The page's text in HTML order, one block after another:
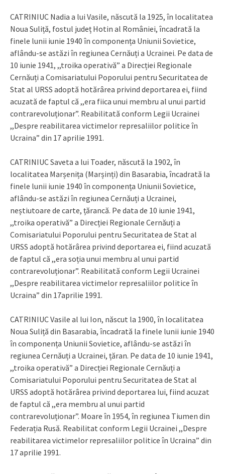
CATRINIUC Nadia a lui Vasile, născută la 1925, în localitatea
Noua Suliță, fostul județ Hotin al României, încadrată la
finele lunii iunie 1940 în componența Uniunii Sovietice,
aflându-se astăzi în regiunea Cernăuți a Ucrainei. Pe data de
10 iunie 1941, ,,troika operativă” a Direcției Regionale
Cernăuți a Comisariatului Poporului pentru Securitatea de
Stat al URSS adoptă hotărârea privind deportarea ei, fiind
acuzată de faptul că ,,era fiica unui membru al unui partid
contrarevoluționar”. Reabilitată conform Legii Ucrainei
,,Despre reabilitarea victimelor represaliilor politice în
Ucraina” din 17 aprilie 1991.
CATRINIUC Saveta a lui Toader, născută la 1902, în
localitatea Marșenița (Marșinți) din Basarabia, încadrată la
finele lunii iunie 1940 în componența Uniunii Sovietice,
aflându-se astăzi în regiunea Cernăuți a Ucrainei,
neștiutoare de carte, țărancă. Pe data de 10 iunie 1941,
,,troika operativă” a Direcției Regionale Cernăuți a
Comisariatului Poporului pentru Securitatea de Stat al
URSS adoptă hotărârea privind deportarea ei, fiind acuzată
de faptul că ,,era soția unui membru al unui partid
contrarevoluționar”. Reabilitată conform Legii Ucrainei
,,Despre reabilitarea victimelor represaliilor politice în
Ucraina” din 17aprilie 1991.
CATRINIUC Vasile al lui Ion, născut la 1900, în localitatea
Noua Suliță din Basarabia, încadrată la finele lunii iunie 1940
în componența Uniunii Sovietice, aflându-se astăzi în
regiunea Cernăuți a Ucrainei, țăran. Pe data de 10 iunie 1941,
,,troika operativă” a Direcției Regionale Cernăuți a
Comisariatului Poporului pentru Securitatea de Stat al
URSS adoptă hotărârea privind deportarea lui, fiind acuzat
de faptul că ,,era membru al unui partid
contrarevoluționar”. Moare în 1954, în regiunea Tiumen din
Federația Rusă. Reabilitat conform Legii Ucrainei ,,Despre
reabilitarea victimelor represaliilor politice în Ucraina” din
17 aprilie 1991.